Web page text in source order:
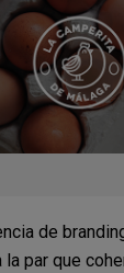
de
par que